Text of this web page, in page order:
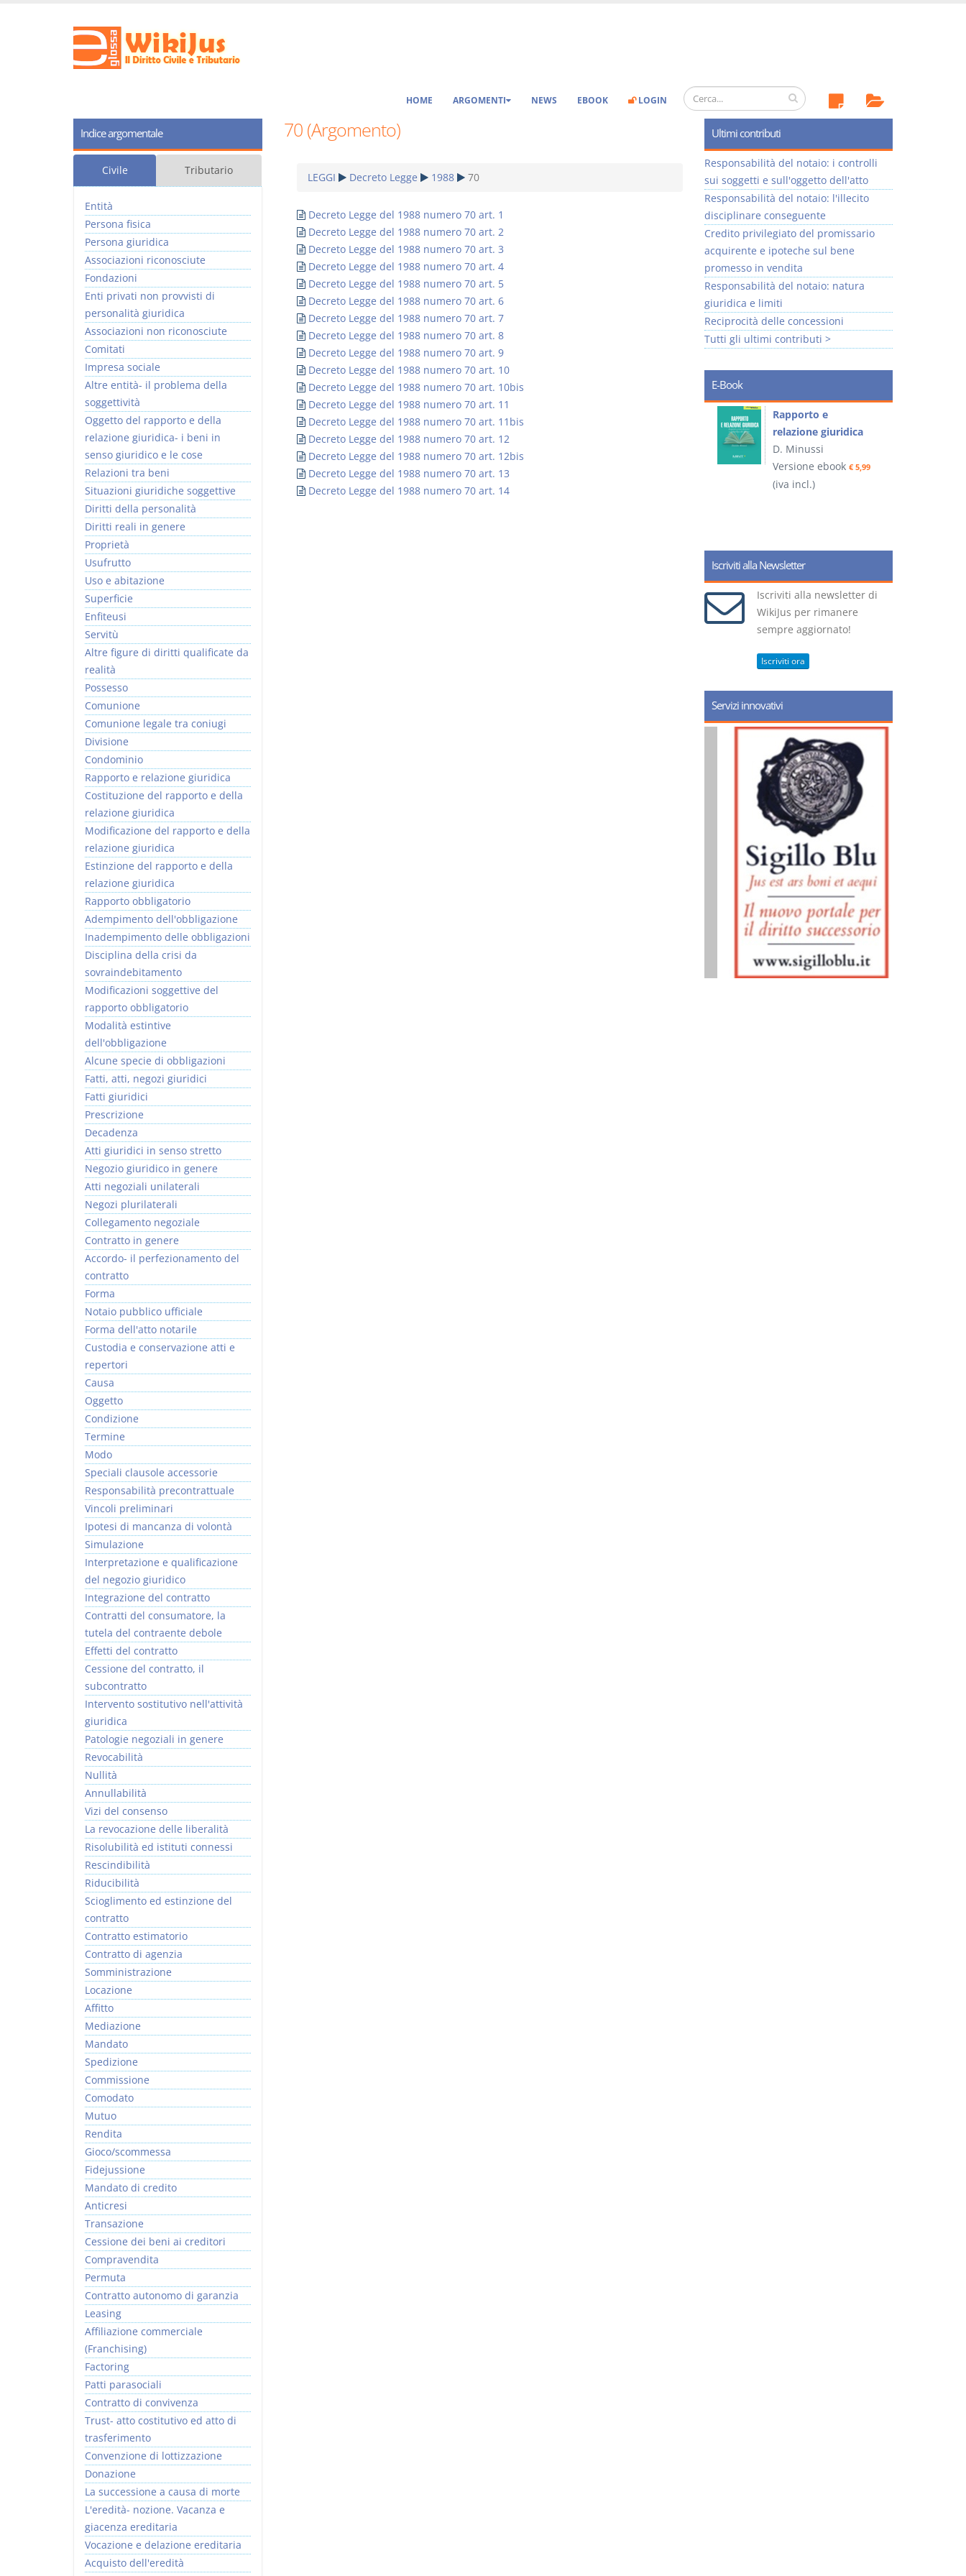
HOME ARGOMENTI NEWS EBOOK LOGIN
70 (Argomento)
LEGGI Decreto Legge 1988 70
Decreto Legge del 1988 numero 70 art. 1
Decreto Legge del 1988 numero 70 art. 2
Decreto Legge del 1988 numero 70 art. 3
Decreto Legge del 1988 numero 70 art. 4
Decreto Legge del 1988 numero 70 art. 5
Decreto Legge del 1988 numero 70 art. 6
Decreto Legge del 1988 numero 70 art. 7
Decreto Legge del 1988 numero 70 art. 8
Decreto Legge del 1988 numero 70 art. 9
Decreto Legge del 1988 numero 70 art. 10
Decreto Legge del 1988 numero 70 art. 10bis
Decreto Legge del 1988 numero 70 art. 11
Decreto Legge del 1988 numero 70 art. 11bis
Decreto Legge del 1988 numero 70 art. 12
Decreto Legge del 1988 numero 70 art. 12bis
Decreto Legge del 1988 numero 70 art. 13
Decreto Legge del 1988 numero 70 art. 14
Indice argomentale
Civile Tributario
Entità
Persona fisica
Persona giuridica
Associazioni riconosciute
Fondazioni
Enti privati non provvisti di
personalità giuridica
Associazioni non riconosciute
Comitati
Impresa sociale
Altre entità- il problema della
soggettività
Oggetto del rapporto e della
relazione giuridica- i beni in
senso giuridico e le cose
Relazioni tra beni
Situazioni giuridiche soggettive
Diritti della personalità
Diritti reali in genere
Proprietà
Usufrutto
Uso e abitazione
Superficie
Enfiteusi
Servitù
Altre figure di diritti qualificate da
realità
Possesso
Comunione
Comunione legale tra coniugi
Divisione
Condominio
Rapporto e relazione giuridica
Costituzione del rapporto e della
relazione giuridica
Modificazione del rapporto e della
relazione giuridica
Estinzione del rapporto e della
relazione giuridica
Rapporto obbligatorio
Adempimento dell'obbligazione
Inadempimento delle obbligazioni
Disciplina della crisi da
sovraindebitamento
Modificazioni soggettive del
rapporto obbligatorio
Modalità estintive
dell'obbligazione
Alcune specie di obbligazioni
Fatti, atti, negozi giuridici
Fatti giuridici
Prescrizione
Decadenza
Atti giuridici in senso stretto
Negozio giuridico in genere
Atti negoziali unilaterali
Negozi plurilaterali
Collegamento negoziale
Contratto in genere
Accordo- il perfezionamento del
contratto
Forma
Notaio pubblico ufficiale
Forma dell'atto notarile
Custodia e conservazione atti e
repertori
Causa
Oggetto
Condizione
Termine
Modo
Speciali clausole accessorie
Responsabilità precontrattuale
Vincoli preliminari
Ipotesi di mancanza di volontà
Simulazione
Interpretazione e qualificazione
del negozio giuridico
Integrazione del contratto
Contratti del consumatore, la
tutela del contraente debole
Effetti del contratto
Cessione del contratto, il
subcontratto
Intervento sostitutivo nell'attività
giuridica
Patologie negoziali in genere
Revocabilità
Nullità
Annullabilità
Vizi del consenso
La revocazione delle liberalità
Risolubilità ed istituti connessi
Rescindibilità
Riducibilità
Scioglimento ed estinzione del
contratto
Contratto estimatorio
Contratto di agenzia
Somministrazione
Locazione
Affitto
Mediazione
Mandato
Spedizione
Commissione
Comodato
Mutuo
Rendita
Gioco/scommessa
Fidejussione
Mandato di credito
Anticresi
Transazione
Cessione dei beni ai creditori
Compravendita
Permuta
Contratto autonomo di garanzia
Leasing
Affiliazione commerciale
(Franchising)
Factoring
Patti parasociali
Contratto di convivenza
Trust- atto costitutivo ed atto di
trasferimento
Convenzione di lottizzazione
Donazione
La successione a causa di morte
L'eredità- nozione. Vacanza e
giacenza ereditaria
Vocazione e delazione ereditaria
Acquisto dell'eredità
Ultimi contributi
Responsabilità del notaio: i controlli
sui soggetti e sull'oggetto dell'atto
Responsabilità del notaio: l'illecito
disciplinare conseguente
Credito privilegiato del promissario
acquirente e ipoteche sul bene
promesso in vendita
Responsabilità del notaio: natura
giuridica e limiti
Reciprocità delle concessioni
Tutti gli ultimi contributi >
E-Book
I Vincoli Preliminari
Versione ebook
€ 4,19
(iva incl.) (iva incl.)
Rapporto e
relazione giuridica
D. Minussi
Versione ebook € 5,99
(iva incl.)
Iscriviti alla Newsletter
Iscriviti alla newsletter di
WikiJus per rimanere
sempre aggiornato!
Iscriviti ora
Servizi innovativi